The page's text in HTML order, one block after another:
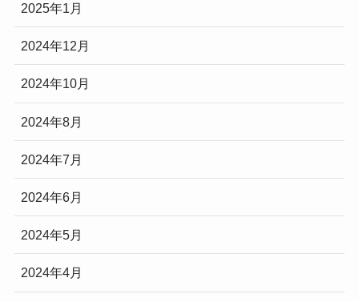
2025年1月
2024年12月
2024年10月
2024年8月
2024年7月
2024年6月
2024年5月
2024年4月